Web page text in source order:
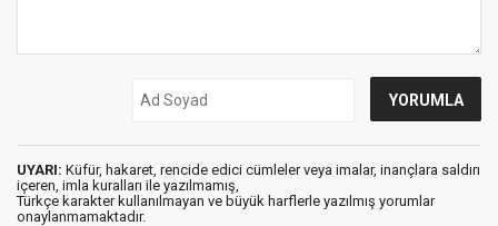
UYARI: Küfür, hakaret, rencide edici cümleler veya imalar, inançlara saldırı
içeren, imla kuralları ile yazılmamış,
Türkçe karakter kullanılmayan ve büyük harflerle yazılmış yorumlar
onaylanmamaktadır.